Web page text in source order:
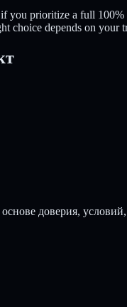
you prioritize a full
choice depends on your
доверия,